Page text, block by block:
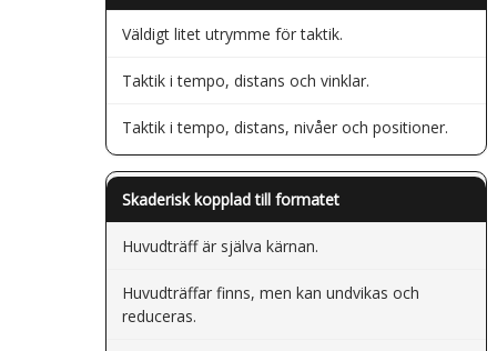
Väldigt litet utrymme för taktik.
Taktik i tempo, distans och vinklar.
Taktik i tempo, distans, nivåer och positioner.
Skaderisk kopplad till formatet
Huvudträff är själva kärnan.
Huvudträffar finns, men kan undvikas och
reduceras.